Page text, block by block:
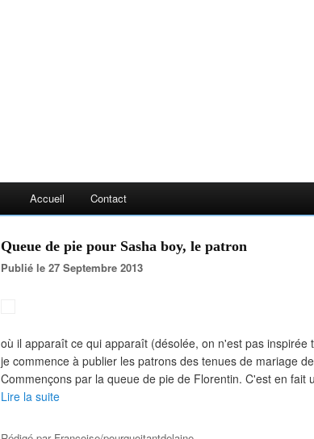
Accueil Contact
Queue de pie pour Sasha boy, le patron
Publié le 27 Septembre 2013
où il apparaît ce qui apparaît (désolée, on n'est pas inspirée
je commence à publier les patrons des tenues de mariage
Commençons par la queue de pie de Florentin. C'est en fait
Lire la suite